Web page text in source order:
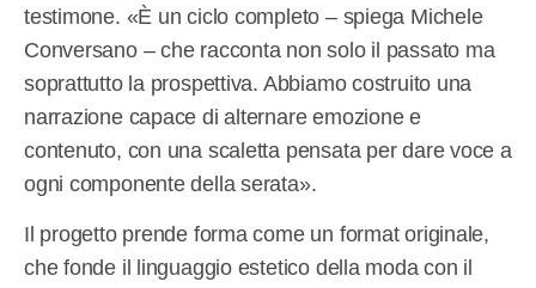
testimone. «È un ciclo completo – spiega Michele
Conversano – che racconta non solo il passato ma
soprattutto la prospettiva. Abbiamo costruito una
narrazione capace di alternare emozione e
contenuto, con una scaletta pensata per dare voce a
ogni componente della serata».
Il progetto prende forma come un format originale,
che fonde il linguaggio estetico della moda con il